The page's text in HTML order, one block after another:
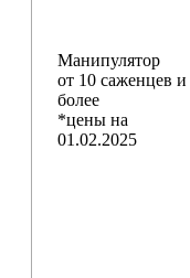
Манипулятор
от 10 саженцев и
более
*цены на
01.02.2025